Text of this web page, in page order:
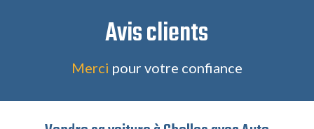
Avis clients
Merci pour votre confiance